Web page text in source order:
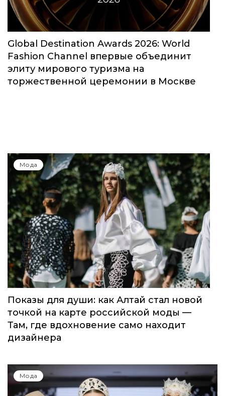
Global Destination Awards 2026: World
Fashion Channel впервые объединит
элиту мирового туризма на
торжественной церемонии в Москве
Мода